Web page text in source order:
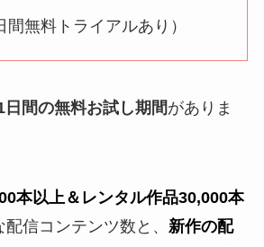
間無料トライアルあり）
日間の無料お試し期間がありま
本以上＆レンタル作品30,000本
信コンテンツ数と、 新作の配